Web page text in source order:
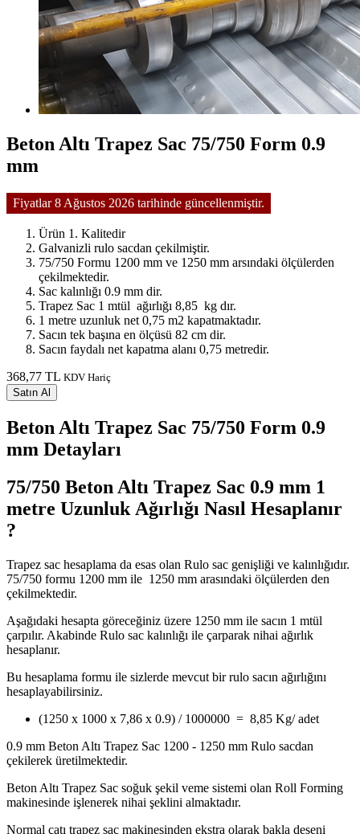
Beton Altı Trapez Sac 75/750 Form 0.9
mm
Fiyatlar 8 Ağustos 2026 tarihinde güncellenmiştir.
Ürün 1. Kalitedir
Galvanizli rulo sacdan çekilmiştir.
75/750 Formu 1200 mm ve 1250 mm arsındaki ölçülerden
çekilmektedir.
Sac kalınlığı 0.9 mm dir.
Trapez Sac 1 mtül ağırlığı 8,85 kg dır.
1 metre uzunluk net 0,75 m2 kapatmaktadır.
Sacın tek başına en ölçüsü 82 cm dir.
Sacın faydalı net kapatma alanı 0,75 metredir.
368,77 TL KDV Hariç
Satın Al
Beton Altı Trapez Sac 75/750 Form 0.9
mm Detayları
75/750 Beton Altı Trapez Sac 0.9 mm 1
metre Uzunluk Ağırlığı Nasıl Hesaplanır
?
Trapez sac hesaplama da esas olan Rulo sac genişliği ve kalınlığıdır.
75/750 formu 1200 mm ile 1250 mm arasındaki ölçülerden den
çekilmektedir.
Aşağıdaki hesapta göreceğiniz üzere 1250 mm ile sacın 1 mtül
çarpılır. Akabinde Rulo sac kalınlığı ile çarparak nihai ağırlık
hesaplanır.
Bu hesaplama formu ile sizlerde mevcut bir rulo sacın ağırlığını
hesaplayabilirsiniz.
(1250 x 1000 x 7,86 x 0.9) / 1000000 = 8,85 Kg/ adet
0.9 mm Beton Altı Trapez Sac 1200 - 1250 mm Rulo sacdan
çekilerek üretilmektedir.
Beton Altı Trapez Sac soğuk şekil veme sistemi olan Roll Forming
makinesinde işlenerek nihai şeklini almaktadır.
Normal çatı trapez sac makinesinden ekstra olarak bakla deseni